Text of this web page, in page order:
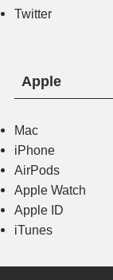
Twitter
Apple
Mac
iPhone
AirPods
Apple Watch
Apple ID
iTunes